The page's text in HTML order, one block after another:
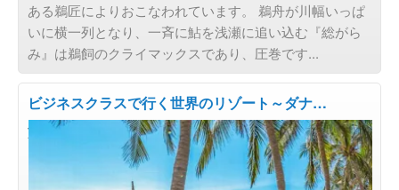
ある鵜匠によりおこなわれています。 鵜舟が川幅いっぱ
いに横一列となり、一斉に鮎を浅瀬に追い込む『総がら
み』は鵜飼のクライマックスであり、圧巻です...
ビジネスクラスで行く世界のリゾート～ダナ…
旅の目的で選ぶ